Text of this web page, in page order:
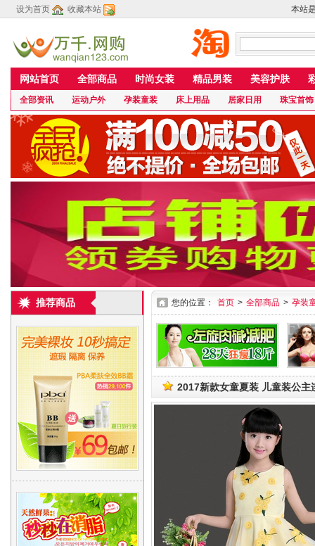
设为首页 收藏本站 本站
网站首页 全部商品 时尚女装 精品男装 美容护肤
全部资讯 运动户外 孕装童装 床上用品 居家日用 珠宝首饰
推荐商品 您的位置： 首页 > 全部商品 > 孕装
2017新款女童夏装 儿童装公